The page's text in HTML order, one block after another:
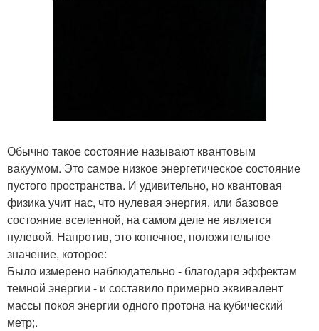
Обычно такое состояние называют квантовым
вакуумом. Это самое низкое энергетическое состояние
пустого пространства. И удивительно, но квантовая
физика учит нас, что нулевая энергия, или базовое
состояние вселенной, на самом деле не является
нулевой. Напротив, это конечное, положительное
значение, которое:
Было измерено наблюдательно - благодаря эффектам
темной энергии - и составило примерно эквивалент
массы покоя энергии одного протона на кубический
метр;.